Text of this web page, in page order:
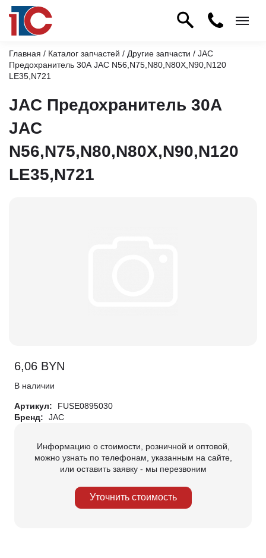
Главная / Каталог запчастей / Другие запчасти / JAC
Предохранитель 30А JAC N56,N75,N80,N80X,N90,N120
LE35,N721
JAC Предохранитель 30А
JAC
N56,N75,N80,N80X,N90,N120
LE35,N721
6,06 BYN
В наличии
Артикул:
FUSE0895030
Бренд:
JAC
Информацию о стоимости, розничной и оптовой,
можно узнать по телефонам, указанным на сайте,
или оставить заявку - мы перезвоним
Уточнить стоимость